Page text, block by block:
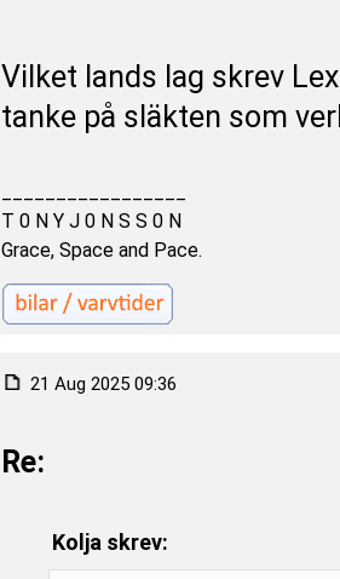
Vilket lands lag skrev
tanke på släkten som
T 0 N Y J 0 N S S 0 N
Grace, Space and Pace.
21 Aug 2025 09:36
Re:
Kolja skrev: